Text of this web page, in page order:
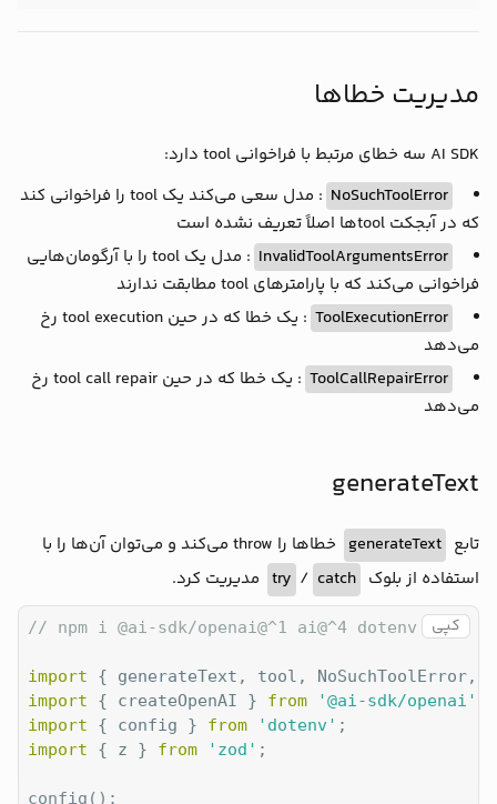
generateSomething(prompt: string
text
: string;
Array<MyToolCall>; // typed tool
toolResults: Array <MyToolResult>; // typed
model
: my_model( 'openai/gpt-4o-mini'),
  prompt,
generateSomething(
مدیریت خطاها
AI SDK سه خطای مرتبط با فراخوانی tool دارد:
NoSuchToolError
: مدل سعی می‌کند یک tool را فراخوانی کند
که در آبجکت toolها اصلاً تعریف نشده است
InvalidToolArgumentsError
: مدل یک tool را با آرگومان‌هایی
فراخوانی می‌کند که با پارامترهای tool مطابقت ندارند
ToolExecutionError
: یک خطا که در حین tool execution رخ
می‌دهد
ToolCallRepairError
: یک خطا که در حین tool call repair رخ
می‌دهد
generateText
تابع generateText
خطاها را throw می‌کند و می‌توان آن‌ها را با
استفاده از بلوک catch
/
try مدیریت کرد.
کپی
// npm i @ai-sdk/openai@^1 ai@^4 dotenv zod
import { generateText, tool, NoSuchToolError,
import { createOpenAI } from '@ai-sdk/openai'
import { config } from 'dotenv'
import { z } from 'zod' ;